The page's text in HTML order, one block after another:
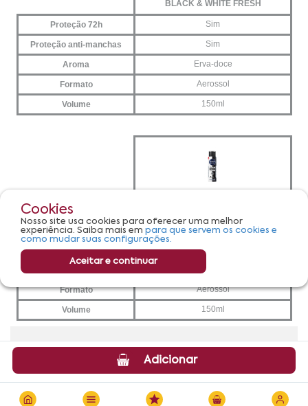
Adicionar
Cookies
Nosso site usa cookies para oferecer uma melhor
experiência. Saiba mais em para que servem os cookies e
como mudar suas configurações.
Aceitar e continuar